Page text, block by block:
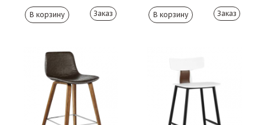
Заказ Заказ